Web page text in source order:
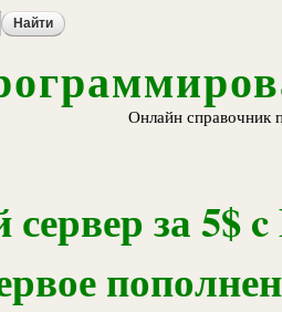
Онлайн справочник
за 5$